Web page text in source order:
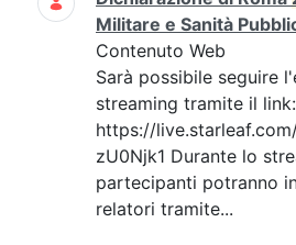
Militare e Sanità
Contenuto Web
Sarà possibile seguire
streaming tramite il link:
https://
zU0Njk1 Durante lo
partecipanti potranno
relatori tramite...